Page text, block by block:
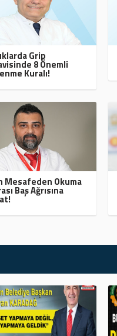
Grip
8 Önemli
Kuralı!
Mesafeden Okuma
Baş Ağrısına